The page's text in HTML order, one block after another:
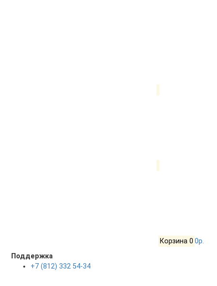
Корзина 0 0р.
Поддержка
+7 (812) 332 54-34